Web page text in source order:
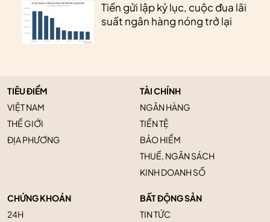
Tiền gửi lập kỷ lục, cuộc đua lãi
suất ngân hàng nóng trở lại
TIÊU ĐIỂM
VIỆT NAM
THẾ GIỚI
ĐỊA PHƯƠNG
TÀI CHÍNH
NGÂN HÀNG
TIỀN TỆ
BẢO HIỂM
THUẾ, NGÂN SÁCH
KINH DOANH SỐ
CHỨNG KHOÁN
24H
BẤT ĐỘNG SẢN
TIN TỨC